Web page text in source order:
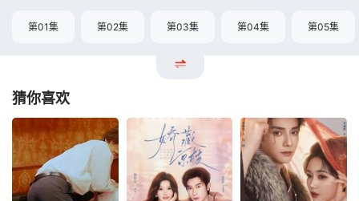
第01集 第02集 第03集 第04集 第05集
猜你喜欢